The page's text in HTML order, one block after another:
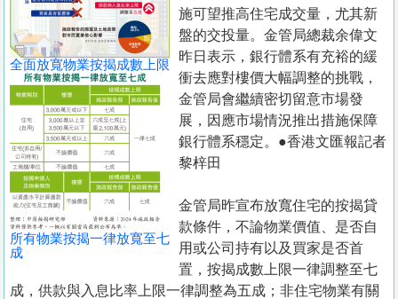
們
全面放寬物業按揭成數上限
所有物業按揭一律放寬至七
成
施可望推高住宅成交量，尤其新
盤的交投量。金管局總裁余偉文
昨日表示，銀行體系有充裕的緩
衝去應對樓價大幅調整的挑戰，
金管局會繼續密切留意市場發
展，因應市場情況推出措施保障
銀行體系穩定。●香港文匯報記者
黎梓田
金管局昨宣布放寬住宅的按揭貸
款條件，不論物業價值、是否自
用或公司持有以及買家是否首
置，按揭成數上限一律調整至七
成，供款與入息比率上限一律調整為五成；非住宅物業有關